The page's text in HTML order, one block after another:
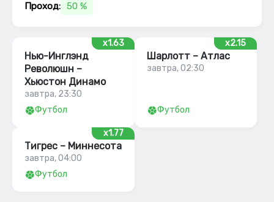
Проход: 50 %
x1.63
Нью-Инглэнд
Революшн –
Хьюстон Динамо
завтра, 23:30
Футбол
x2.15
Шарлотт – Атлас
завтра, 02:30
Футбол
x1.77
Тигрес – Миннесота
завтра, 04:00
Футбол